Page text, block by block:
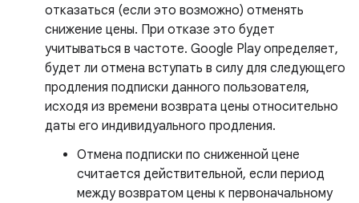
отказаться (если это возможно) отменять
снижение цены. При отказе это будет
учитываться в частоте. Google Play определяет,
будет ли отмена вступать в силу для следующего
продления подписки данного пользователя,
исходя из времени возврата цены относительно
даты его индивидуального продления.
Отмена подписки по сниженной цене
считается действительной, если период
между возвратом цены к первоначальному